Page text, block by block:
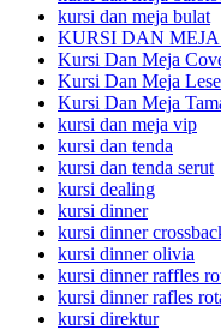
kursi dan meja bulat
KURSI DAN
Kursi Dan Meja
Kursi Dan Meja
Kursi Dan Meja
kursi dan meja vip
kursi dan tenda
kursi dan tenda serut
kursi dealing
kursi dinner
kursi dinner
kursi dinner olivia
kursi dinner raffles
kursi dinner rafles
kursi direktur